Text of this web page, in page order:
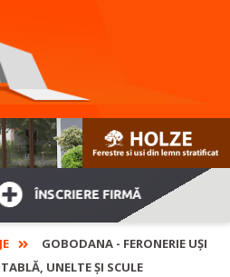
ÎNSCRIERE FIRMĂ
GOBODANA - FERONERIE UȘI
UNELTE ȘI SCULE